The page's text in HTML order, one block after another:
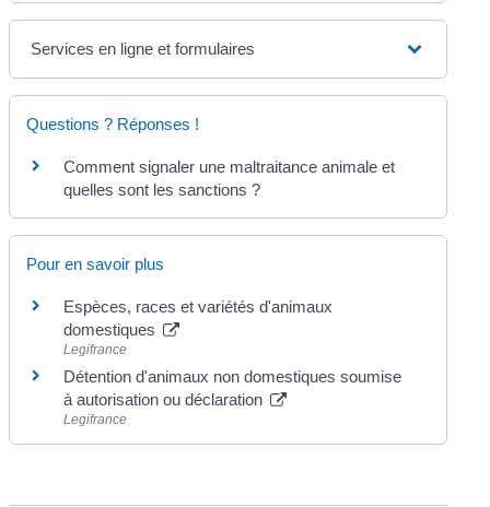
Services en ligne et formulaires
Questions ? Réponses !
Comment signaler une maltraitance animale et
quelles sont les sanctions ?
Pour en savoir plus
Espèces, races et variétés d'animaux
domestiques
Legifrance
Détention d'animaux non domestiques soumise
à autorisation ou déclaration
Legifrance